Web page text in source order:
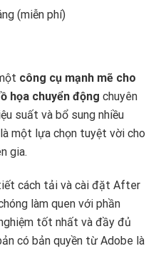
(miễn phí)
công cụ mạnh mẽ cho
họa chuyển động chuyên
suất và bổ sung nhiều
một lựa chọn tuyệt vời cho
gia.
cách tải và cài đặt After
làm quen với phần
tốt nhất và đầy đủ
có bản quyền từ Adobe là